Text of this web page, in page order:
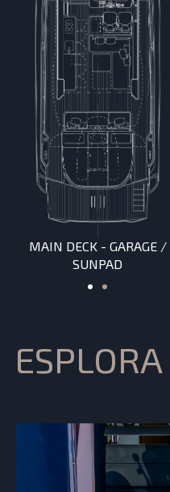
MAIN DECK - GARAGE /
SUNPAD
ESPLORA